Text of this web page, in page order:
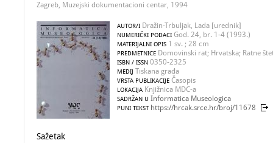
Zagreb, Muzejski dokumentacioni centar, 1994
AUTOR/I Dražin-Trbuljak, Lada [urednik]
NUMERIČKI PODACI God. 24, br. 1-4 (1993.)
MATERIJALNI OPIS 1 sv. ; 28 cm
PREDMETNICE Domovinski rat; Hrvatska; Ratne
ISBN / ISSN 0350-2325
MEDIJ Tiskana građa
VRSTA PUBLIKACIJE Časopis
LOKACIJA Knjižnica MDC-a
SADRŽAN U Informatica Museologica
PUNI TEKST https://hrcak.srce.hr/broj/11678
Sažetak